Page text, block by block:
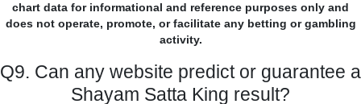
chart data for informational and reference purposes only and
does not operate, promote, or facilitate any betting or gambling
activity.
Q9. Can any website predict or guarantee a
Shayam Satta King result?